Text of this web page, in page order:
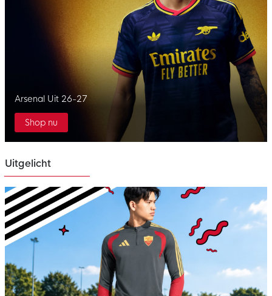
Arsenal Uit 26-27
Shop nu
Uitgelicht